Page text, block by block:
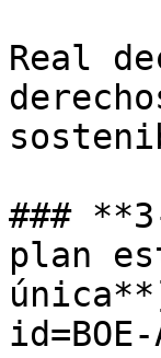
Real
###
plan